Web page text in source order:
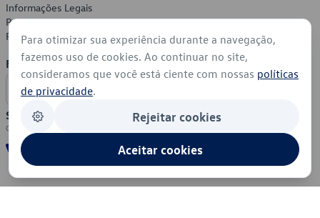
Informações Legais
Política de Privacidade
Política de Cookies
Formas de Pagamento
Segurança
Para otimizar sua experiência durante a navegação,
fazemos uso de cookies. Ao continuar no site,
consideramos que você está ciente com nossas políticas
de privacidade.
Rejeitar cookies
Aceitar cookies